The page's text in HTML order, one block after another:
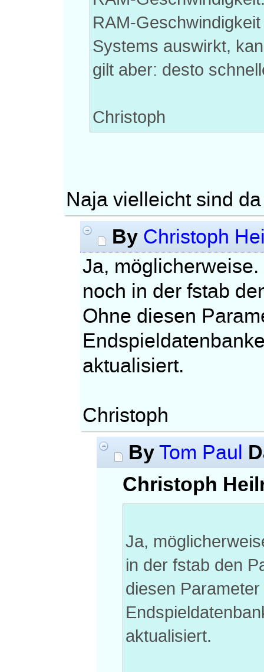
RAM-
Systems auswirkt,
gilt aber: desto
Christoph
Naja vielleicht sind
By Christoph
Ja,
noch in der fstab
Ohne diesen
aktualisiert.
Christoph
ByTom Paul
Christoph
Ja,
in der fstab den
diesen
aktualisiert.